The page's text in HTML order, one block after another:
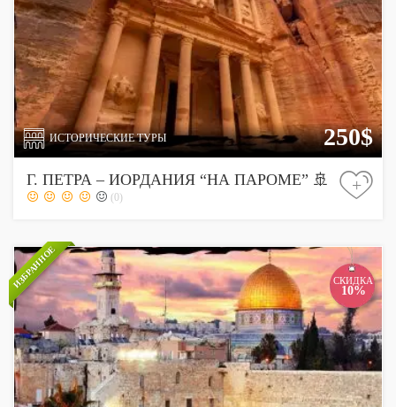
ИСТОРИЧЕСКИЕ ТУРЫ 250$
Г. ПЕТРА – ИОРДАНИЯ “НА ПАРОМЕ” 🚢
(0)
+
ИЗБРАННОЕ СКИДКА
10%